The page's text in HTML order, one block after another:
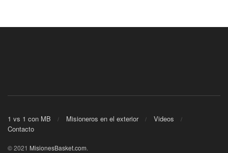
1 vs 1 con MB Misioneros en el exterior
Videos
Contacto
© 2021 MisionesBasket.com.